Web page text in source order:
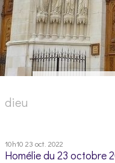
dieu
10h10 23 oct. 2022
Homélie du 23 octobre